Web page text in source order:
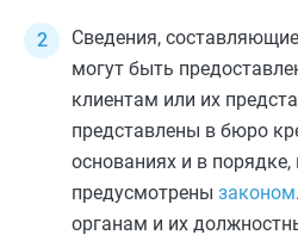
Сведения,
могут быть
клиентам или их
представлены в бюро
основаниях и в
предусмотрены законом
органам и их